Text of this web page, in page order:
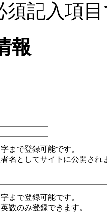
須記入項
報
字まで登録可能です。
者名としてサイトに公開され
字まで登録可能です。
英数のみ登録できます。